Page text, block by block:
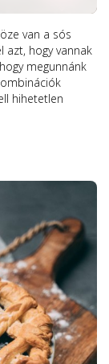
van a sós
azt, hogy vannak
megunnánk
hihetetlen